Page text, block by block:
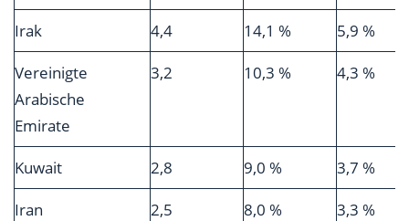
Irak
4,4 14,1 %
5,9 %
Vereinigte
Arabische
Emirate
3,2 10,3 % 4,3 %
Kuwait 2,8 9,0 %
3,7 %
Iran
2,5 8,0 %
3,3 %